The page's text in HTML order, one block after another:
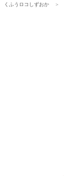
くふうロコしずおか